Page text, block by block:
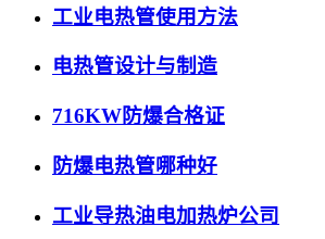
工业电热管使用方法
电热管设计与制造
716KW防爆合格证
防爆电热管哪种好
工业导热油电加热炉公司